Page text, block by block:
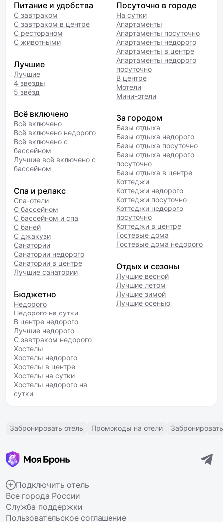
Питание и удобства
С завтраком
С завтраком в центре
С рестораном
С животными
Лучшие
Лучшие
4 звезды
5 звёзд
Всё включено
Всё включено
Всё включено недорого
Всё включено с
бассейном
Лучшие всё включено с
бассейном
Спа и релакс
Спа-отели
С бассейном
С бассейном и спа
С баней
С джакузи
Санатории
Санатории недорого
Санатории в центре
Лучшие санатории
Бюджетно
Недорого
Недорого на сутки
В центре недорого
Лучшие недорого
С завтраком недорого
Хостелы
Хостелы недорого
Хостелы в центре
Хостелы на сутки
Хостелы недорого на
сутки
Посуточно в городе
На сутки
Апартаменты
Апартаменты посуточно
Апартаменты недорого
Апартаменты в центре
Апартаменты недорого
посуточно
В центре
Мотели
Мини-отели
За городом
Базы отдыха
Базы отдыха недорого
Базы отдыха посуточно
Базы отдыха недорого
посуточно
Базы отдыха в центре
Коттеджи
Коттеджи недорого
Коттеджи посуточно
Коттеджи недорого
посуточно
Коттеджи в центре
Гостевые дома
Гостевые дома недорого
Отдых и сезоны
Лучшие весной
Лучшие летом
Лучшие зимой
Лучшие осенью
Забронировать отель Промокоды на отели
Подключить отель
Все города России
Служба поддержки
Пользовательское соглашение